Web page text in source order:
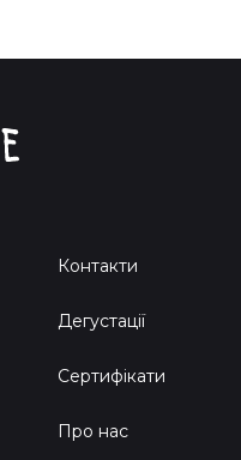
Контакти
Дегустації
Сертифікати
Про нас